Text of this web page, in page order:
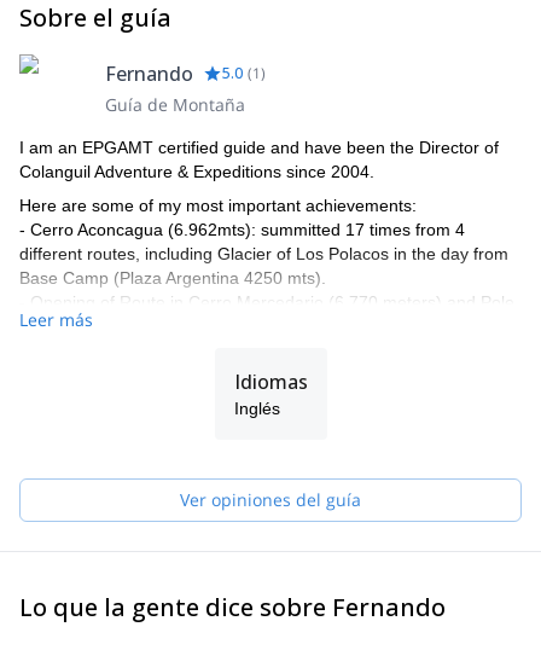
Sobre el guía
Fernando 5.0 (1)
Guía de Montaña
I am an EPGAMT certified guide and have been the Director of
Colanguil Adventure & Expeditions since 2004.
Here are some of my most important achievements:
- Cerro Aconcagua (6.962mts): summitted 17 times from 4
different routes, including Glacier of Los Polacos in the day from
Base Camp (Plaza Argentina 4250 mts).
- Opening of Route in Cerro Mercedario (6,770 meters) and Pole
Peak (6120 meters), Alma Negra, Ansilta, The Ramada, The
- More than 200 climbing routes in Los Arenales, Mendoza and
the main climbing centers in southern Patagonia, Argentina
(Aguja Poincenot and Rafael Juárez)
Mine, including rescues in Aconcagua, Cerro Mercedario, Fitz
Roy Glacier and in Vallecitos.
Leer más
Idiomas
Inglés
Ver opiniones del guía
Lo que la gente dice sobre Fernando